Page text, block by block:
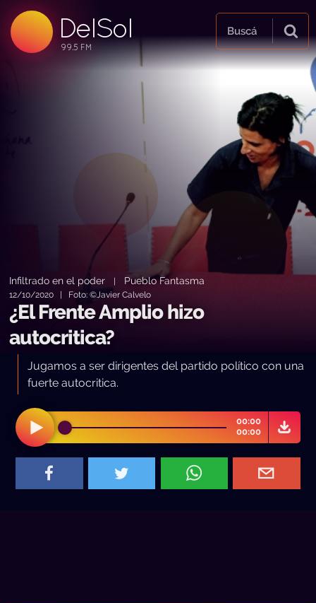
DelSol
99.5 FM
99.5 FM
99.5 FM
Buscá
Infiltrado en el poder Pueblo Fantasma
12/10/2020 | Foto: ©Javier Calvelo
¿El Frente Amplio hizo
autocritica?
Jugamos a ser dirigentes del partido político con una
fuerte autocritica.
00:00
00:00